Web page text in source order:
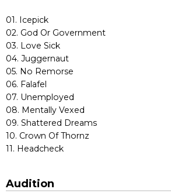
01. Icepick
02. God Or Government
03. Love Sick
04. Juggernaut
05. No Remorse
06. Falafel
07. Unemployed
08. Mentally Vexed
09. Shattered Dreams
10. Crown Of Thornz
11. Headcheck
Audition